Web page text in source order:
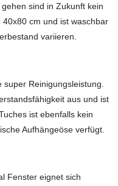
sind in Zukunft kein
cm und ist waschbar
variieren.
Reinigungsleistung.
aus und ist
ist ebenfalls kein
Aufhängeöse verfügt.
Fenster eignet sich